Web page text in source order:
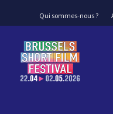
Qui sommes-nous ?